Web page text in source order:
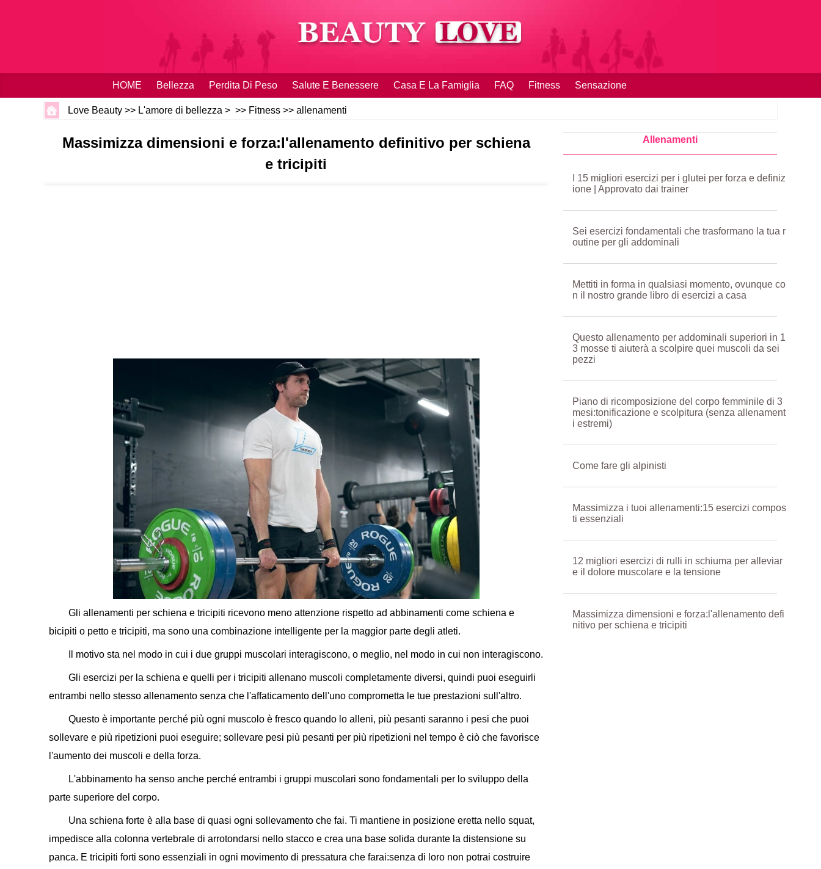
HOME Bellezza Perdita Di Peso Salute E Benessere Casa E La Famiglia FAQ Fitness Sensazione
Love Beauty >> L'amore di bellezza > >> Fitness >> allenamenti
Massimizza dimensioni e forza:l'allenamento definitivo per schiena
e tricipiti
Gli allenamenti per schiena e tricipiti ricevono meno attenzione rispetto ad abbinamenti come schiena e
bicipiti o petto e tricipiti, ma sono una combinazione intelligente per la maggior parte degli atleti.
Il motivo sta nel modo in cui i due gruppi muscolari interagiscono, o meglio, nel modo in cui non interagiscono.
Gli esercizi per la schiena e quelli per i tricipiti allenano muscoli completamente diversi, quindi puoi eseguirli
entrambi nello stesso allenamento senza che l'affaticamento dell'uno comprometta le tue prestazioni sull'altro.
Questo è importante perché più ogni muscolo è fresco quando lo alleni, più pesanti saranno i pesi che puoi
sollevare e più ripetizioni puoi eseguire; sollevare pesi più pesanti per più ripetizioni nel tempo è ciò che favorisce
l'aumento dei muscoli e della forza.
L'abbinamento ha senso anche perché entrambi i gruppi muscolari sono fondamentali per lo sviluppo della
parte superiore del corpo.
Una schiena forte è alla base di quasi ogni sollevamento che fai. Ti mantiene in posizione eretta nello squat,
impedisce alla colonna vertebrale di arrotondarsi nello stacco e crea una base solida durante la distensione su
panca. E tricipiti forti sono essenziali in ogni movimento di pressatura che farai:senza di loro non potrai costruire
Allenamenti
I 15 migliori esercizi per i glutei per forza e definiz
ione | Approvato dai trainer
Sei esercizi fondamentali che trasformano la tua r
outine per gli addominali
Mettiti in forma in qualsiasi momento, ovunque co
n il nostro grande libro di esercizi a casa
Questo allenamento per addominali superiori in 1
3 mosse ti aiuterà a scolpire quei muscoli da sei
pezzi
Piano di ricomposizione del corpo femminile di 3
mesi:tonificazione e scolpitura (senza allenament
i estremi)
Come fare gli alpinisti
Massimizza i tuoi allenamenti:15 esercizi compos
ti essenziali
12 migliori esercizi di rulli in schiuma per alleviar
e il dolore muscolare e la tensione
Massimizza dimensioni e forza:l'allenamento defi
nitivo per schiena e tricipiti